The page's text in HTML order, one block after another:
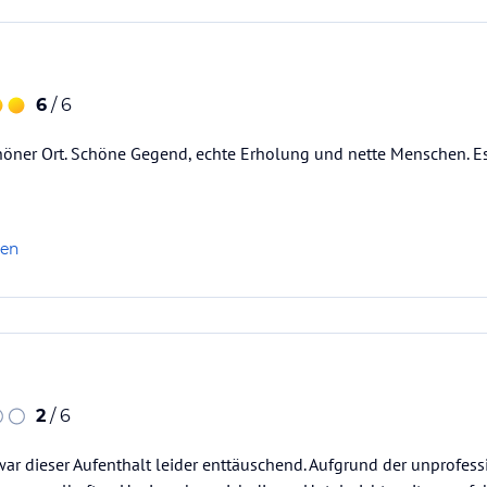
6 / 6
Ort. Schöne Gegend, echte Erholung und nette Menschen.
2 / 6
dieser Aufenthalt leider enttäuschend. Aufgrund der